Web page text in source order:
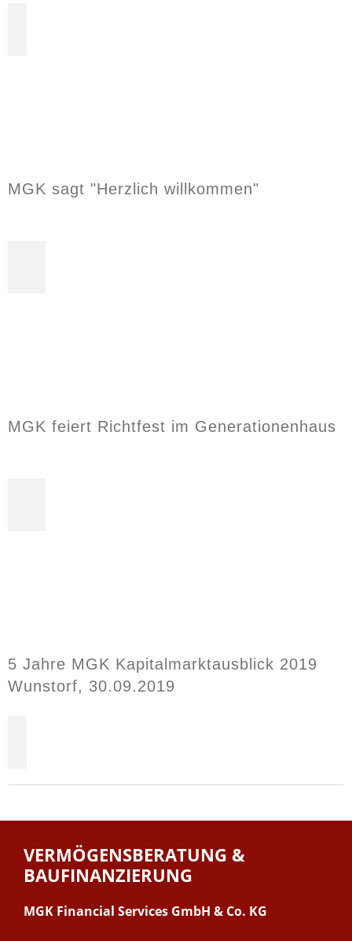
MGK sagt "Herzlich willkommen"
MGK feiert Richtfest im Generationenhaus
5 Jahre MGK Kapitalmarktausblick 2019
Wunstorf, 30.09.2019
VERMÖGENSBERATUNG &
BAUFINANZIERUNG
MGK Financial Services GmbH & Co. KG